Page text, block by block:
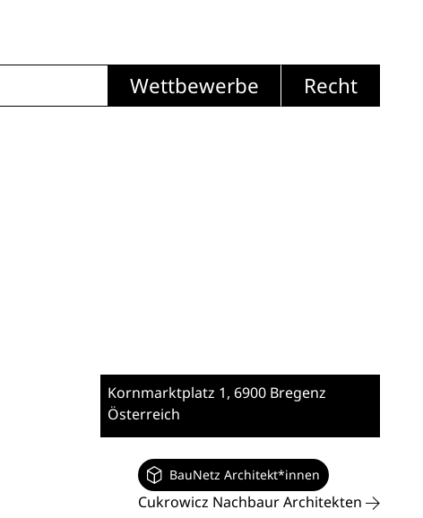
Wettbewerbe Recht
Kornmarktplatz 1, 6900 Bregenz
Österreich
BauNetz Architekt*innen
Cukrowicz Nachbaur Architekten